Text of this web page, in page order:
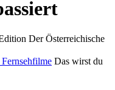
Der Österreichische
Das wirst du